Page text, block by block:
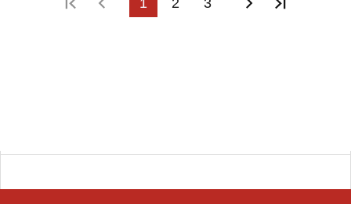
First pagePrevious page
1 2 3 Next page